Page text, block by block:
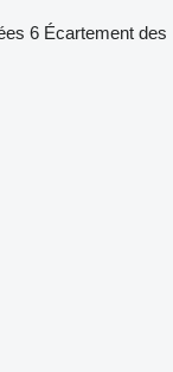
6 Écartement des